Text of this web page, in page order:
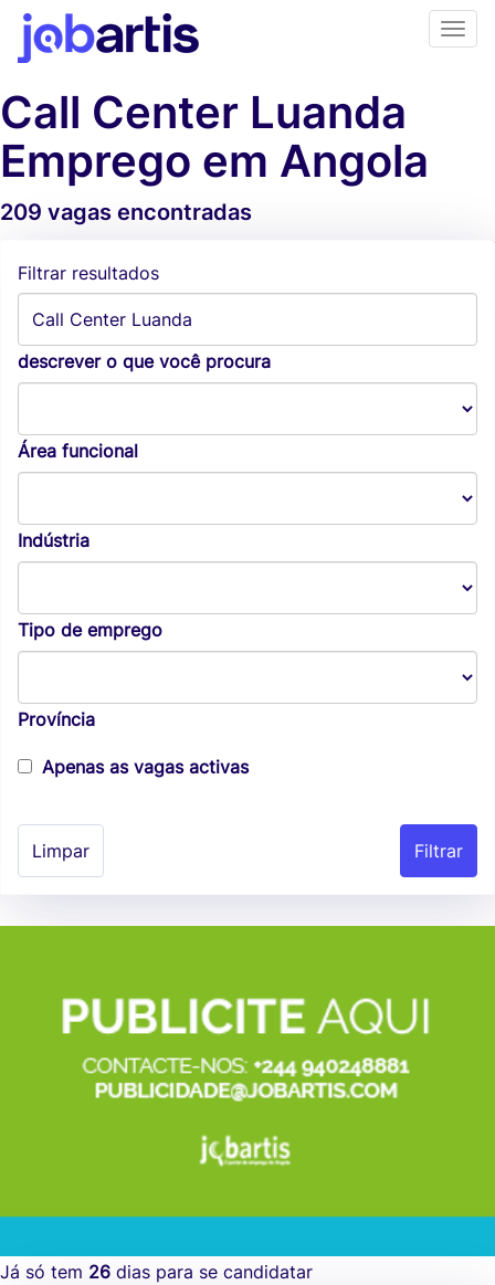
Call Center Luanda
Emprego em Angola
209 vagas encontradas
Filtrar resultados
descrever o que você procura
Área funcional
Indústria
Tipo de emprego
Província
Apenas as vagas activas
Limpar
Já só tem 26 dias para se candidatar